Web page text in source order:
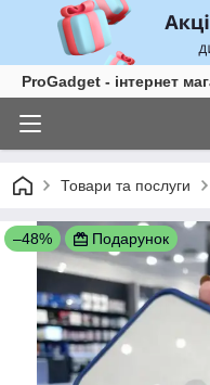
ProGadget - iнтернет
Товари та послуги
–48% Подарунок